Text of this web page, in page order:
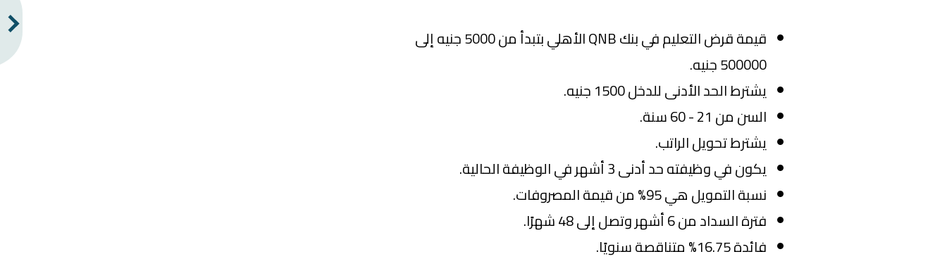
قيمة قرض التعليم في بنك QNB الأهلي بتبدأ من 5000 جنيه إلى
500000 جنيه.
يشترط الحد الأدنى للدخل 1500 جنيه.
السن من 21 - 60 سنة.
يشترط تحويل الراتب.
يكون في وظيفته حد أدنى 3 أشهر في الوظيفة الحالية.
نسبة التمويل هي 95% من قيمة المصروفات.
فترة السداد من 6 أشهر وتصل إلى 48 شهرًا.
فائدة 16.75% متناقصة سنويًا.